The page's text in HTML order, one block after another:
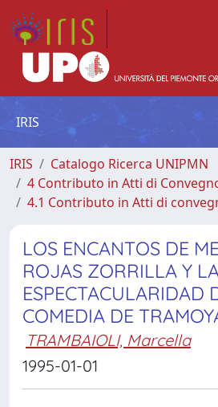
IRIS
IRIS
Catalogo Ricerca UNIPMN
4 Contributo in Atti di
4.1 Contributo in Atti di
LOS ENCANTOS DE
ROJAS ZORRILLA Y
ESPECTACULARIDAD
COMEDIA DE
TRAMBAIOLI, Marcella
1995-01-01